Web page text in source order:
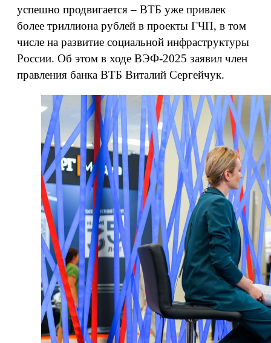
успешно продвигается – ВТБ уже привлек
более триллиона рублей в проекты ГЧП, в том
числе на развитие социальной инфраструктуры
России. Об этом в ходе ВЭФ-2025 заявил член
правления банка ВТБ Виталий Сергейчук.